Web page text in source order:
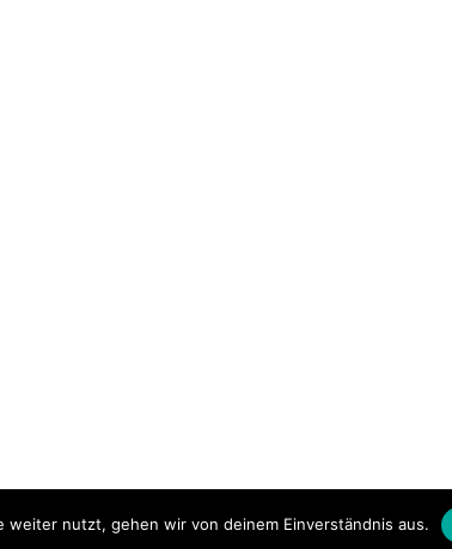
weiter nutzt, gehen wir von deinem Einverständnis aus.